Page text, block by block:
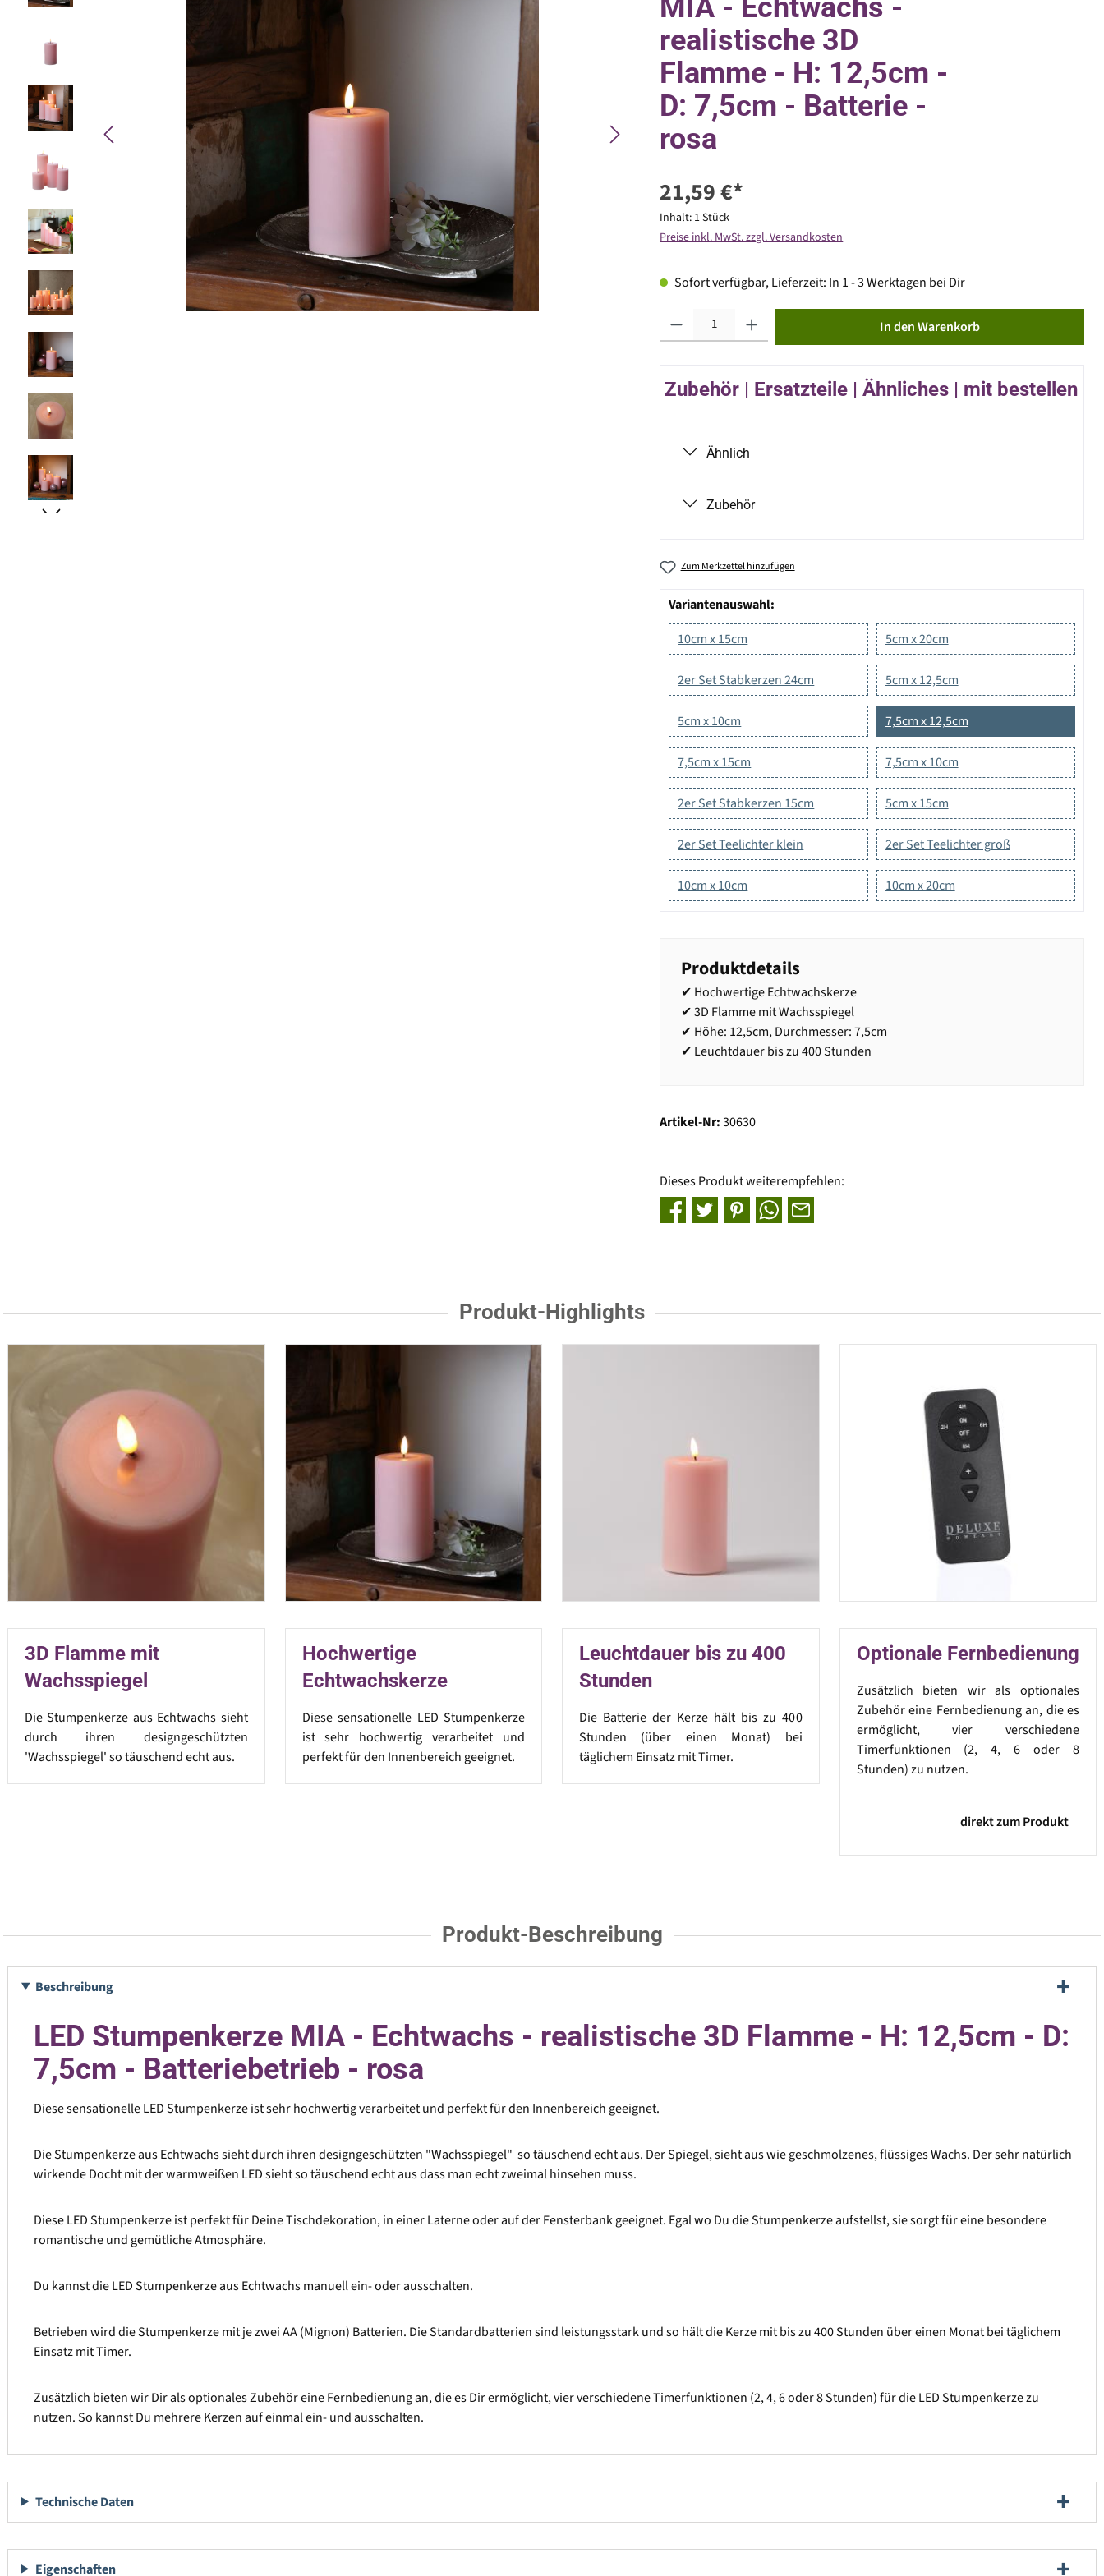
MIA - Echtwachs -
realistische 3D
Flamme - H: 12,5cm -
D: 7,5cm - Batterie -
rosa
21,59 €*
Inhalt: 1 Stück
Preise inkl. MwSt. zzgl. Versandkosten
Sofort verfügbar, Lieferzeit: In 1 - 3 Werktagen bei Dir
In den Warenkorb
Zubehör | Ersatzteile | Ähnliches | mit bestellen
Ähnlich
Zubehör
Zum Merkzettel hinzufügen
Variantenauswahl:
10cm x 15cm
5cm x 20cm
2er Set Stabkerzen 24cm 5cm x 12,5cm
5cm x 10cm 7,5cm x 12,5cm
7,5cm x 15cm 7,5cm x 10cm
2er Set Stabkerzen 15cm 5cm x 15cm
2er Set Teelichter klein 2er Set Teelichter groß
10cm x 10cm 10cm x 20cm
Produktdetails
✔ Hochwertige Echtwachskerze
✔ 3D Flamme mit Wachsspiegel
✔ Höhe: 12,5cm, Durchmesser: 7,5cm
✔ Leuchtdauer bis zu 400 Stunden
Artikel-Nr:30630
Dieses Produkt weiterempfehlen:
Produkt-Highlights
3D Flamme mit
Wachsspiegel
Die Stumpenkerze aus Echtwachs sieht
durch ihren designgeschützten
'Wachsspiegel' so täuschend echt aus.
Hochwertige
Echtwachskerze
Diese sensationelle LED Stumpenkerze
ist sehr hochwertig verarbeitet und
perfekt für den Innenbereich geeignet.
Leuchtdauer bis zu 400
Stunden
Die Batterie der Kerze hält bis zu 400
Stunden (über einen Monat) bei
täglichem Einsatz mit Timer.
Optionale Fernbedienung
Zusätzlich bieten wir als optionales
Zubehör eine Fernbedienung an, die es
ermöglicht, vier verschiedene
Timerfunktionen (2, 4, 6 oder 8
Stunden) zu nutzen.
direkt zum Produkt
Produkt-Beschreibung
Beschreibung
LED Stumpenkerze MIA - Echtwachs - realistische 3D Flamme - H: 12,5cm - D:
7,5cm - Batteriebetrieb - rosa
Diese sensationelle LED Stumpenkerze ist sehr hochwertig verarbeitet und perfekt für den Innenbereich geeignet.
Die Stumpenkerze aus Echtwachs sieht durch ihren designgeschützten "Wachsspiegel" so täuschend echt aus. Der Spiegel, sieht aus wie geschmolzenes, flüssiges Wachs. Der sehr natürlich
wirkende Docht mit der warmweißen LED sieht so täuschend echt aus dass man echt zweimal hinsehen muss.
Diese LED Stumpenkerze ist perfekt für Deine Tischdekoration, in einer Laterne oder auf der Fensterbank geeignet. Egal wo Du die Stumpenkerze aufstellst, sie sorgt für eine besondere
romantische und gemütliche Atmosphäre.
Du kannst die LED Stumpenkerze aus Echtwachs manuell ein- oder ausschalten.
Betrieben wird die Stumpenkerze mit je zwei AA (Mignon) Batterien. Die Standardbatterien sind leistungsstark und so hält die Kerze mit bis zu 400 Stunden über einen Monat bei täglichem
Einsatz mit Timer.
Zusätzlich bieten wir Dir als optionales Zubehör eine Fernbedienung an, die es Dir ermöglicht, vier verschiedene Timerfunktionen (2, 4, 6 oder 8 Stunden) für die LED Stumpenkerze zu
nutzen. So kannst Du mehrere Kerzen auf einmal ein- und ausschalten.
Technische Daten
Eigenschaften